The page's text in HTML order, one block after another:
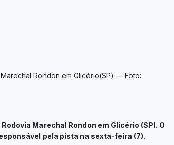
Rondon em Glicério(SP) — Foto:
Marechal Rondon em Glicério (SP). O
pela pista na sexta-feira (7).